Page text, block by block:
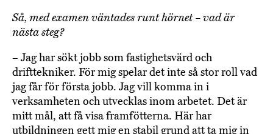
Så, med examen väntades runt hörnet – vad är
nästa steg?
– Jag har sökt jobb som fastighetsvärd och
drifttekniker. För mig spelar det inte så stor roll vad
jag får för första jobb. Jag vill komma in i
verksamheten och utvecklas inom arbetet. Det är
mitt mål, att få visa framfötterna. Här har
utbildningen gett mig en stabil grund att ta mig in